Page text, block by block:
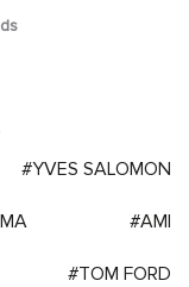
#YVES SALOMON
#AMI
#TOM FORD